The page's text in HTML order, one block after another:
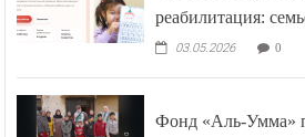
реабилитация:
03.05.2026 0
Фонд «Аль-Умма»